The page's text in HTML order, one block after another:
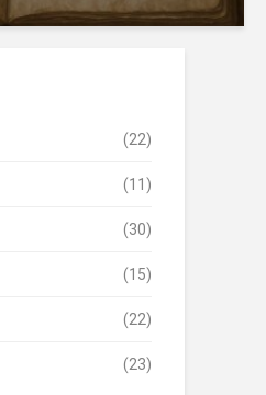
(22)
(11)
(30)
(15)
(22)
(23)